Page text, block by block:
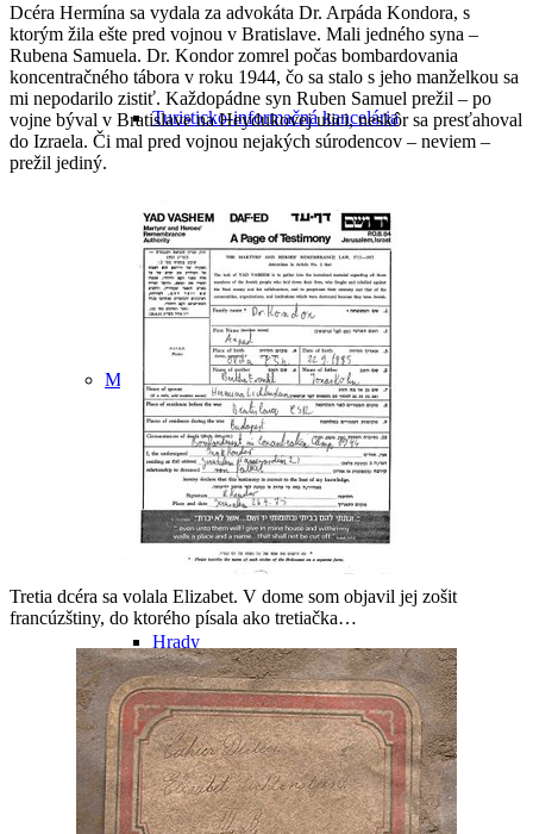
Turisticko-informačná kancelária
Malacký hlas a iné médiá
Malacky a okolie
Hrady
Habánske pamiatky
Dcéra Hermína sa vydala za advokáta Dr. Arpáda Kondora, s
ktorým žila ešte pred vojnou v Bratislave. Mali jedného syna –
Rubena Samuela. Dr. Kondor zomrel počas bombardovania
koncentračného tábora v roku 1944, čo sa stalo s jeho manželkou sa
mi nepodarilo zistiť. Každopádne syn Ruben Samuel prežil – po
vojne býval v Bratislave na Heydukovej ulici, neskôr sa presťahoval
do Izraela. Či mal pred vojnou nejakých súrodencov – neviem –
prežil jediný.
Tretia dcéra sa volala Elizabet. V dome som objavil jej zošit
francúzštiny, do ktorého písala ako tretiačka…